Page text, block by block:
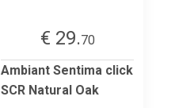
€ 29.70
Ambiant Sentima click
SCR Natural Oak